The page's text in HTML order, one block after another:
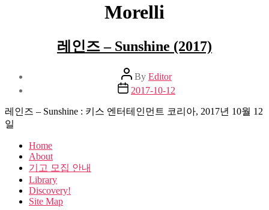
Morelli
레인즈 – Sunshine (2017)
Post
author
By Editor
Post
date
2017-10-12
레인즈 – Sunshine : 키스 엔터테인먼트 코리아, 2017년 10월 12
일
Home
About
기고 모집 안내
Library
Discovery!
Site Map